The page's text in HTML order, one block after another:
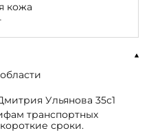
кожа
Ульянова 35с1
транспортных
сроки.